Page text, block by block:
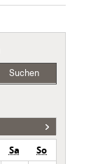
Suchen
Sa
So